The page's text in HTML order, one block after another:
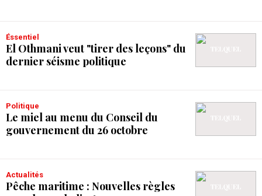
Éssentiel
El Othmani veut "tirer des leçons" du
dernier séisme politique
Politique
Le miel au menu du Conseil du
gouvernement du 26 octobre
Actualités
Pêche maritime : Nouvelles règles